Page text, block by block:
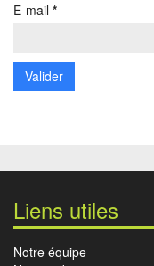
E-mail *
Liens utiles
Notre équipe